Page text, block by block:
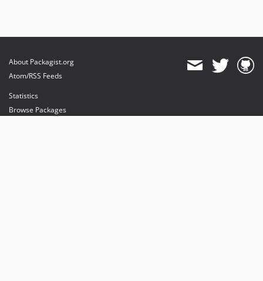
About Packagist.org
Atom/RSS Feeds
Statistics
Browse Packages